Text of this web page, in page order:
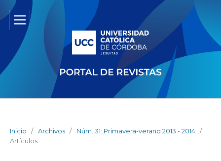
Inicio / Archivos / Núm. 31: Primavera-verano 2013 - 2014 /
Artículos